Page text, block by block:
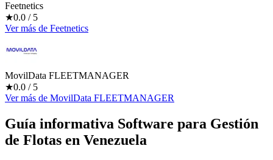
Feetnetics
★0.0 / 5
Ver más de Feetnetics
MovilData FLEETMANAGER
★0.0 / 5
Ver más de MovilData FLEETMANAGER
Guía informativa Software para Gestión
de Flotas en Venezuela